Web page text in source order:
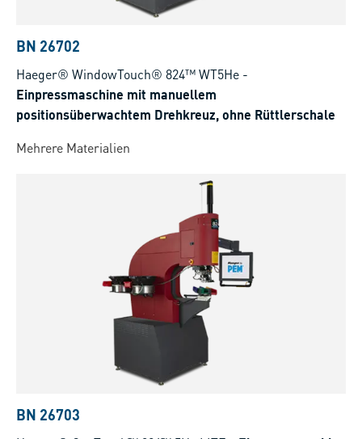
BN 26702
Haeger® WindowTouch® 824™ WT5He -
Einpressmaschine mit manuellem
positionsüberwachtem Drehkreuz, ohne Rüttlerschale
Mehrere Materialien
BN 26703